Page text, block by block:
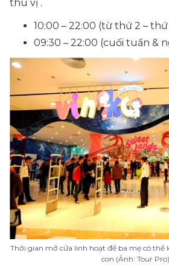
thú vị .
10:00 – 22:00 (từ thứ 2 – thứ
09:30 – 22:00 (cuối tuần &
Thời gian mở cửa linh hoạt để ba mẹ có thể
con (Ảnh: Tour Pro)